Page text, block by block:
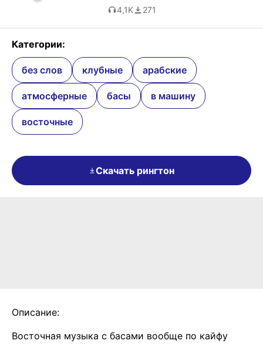
4,1K 271
Категории:
без слов клубные арабские
атмосферные басы в машину
восточные
Скачать рингтон
Описание:
Восточная музыка с басами вообще по кайфу